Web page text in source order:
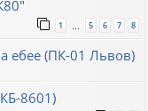
1 … 5 6 7 8
ебее (ПК-01 Львов)
8601)